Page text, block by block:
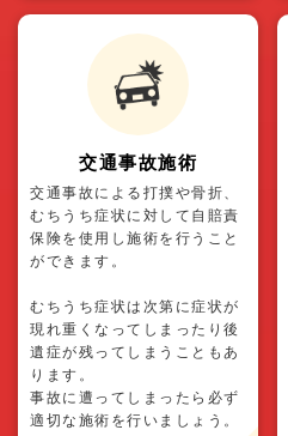
交通事故施術
交通事故による打撲や骨折、
むちうち症状に対して自賠責
保険を使用し施術を行うこと
ができます。
むちうち症状は次第に症状が
現れ重くなってしまったり後
遺症が残ってしまうこともあ
ります。
事故に遭ってしまったら必ず
適切な施術を行いましょう。